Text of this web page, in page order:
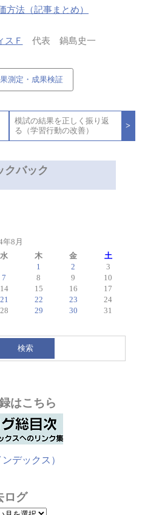
方法（記事まとめ）
スＦ 代表 鍋島史一
測定・成果検証
模試の結果を正しく振り返
る（学習行動の改善）
>
クバック
年8月
水 木 金
土
1
2
3
7 8 9
10
14 15 16
17
21 22 23
24
28 29 30 31
検索
はこちら
デックス）
ログ